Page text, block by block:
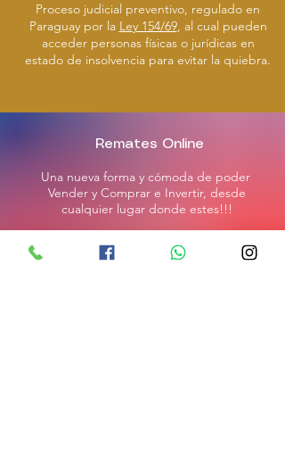
Proceso judicial preventivo, regulado en
Paraguay por la Ley 154/69, al cual pueden
acceder personas físicas o jurídicas en
estado de insolvencia para evitar la quiebra.
Remates Online
Una nueva forma y cómoda de poder
Vender y Comprar e Invertir, desde
cualquier lugar donde estes!!!
CONSULTA AQUI!!